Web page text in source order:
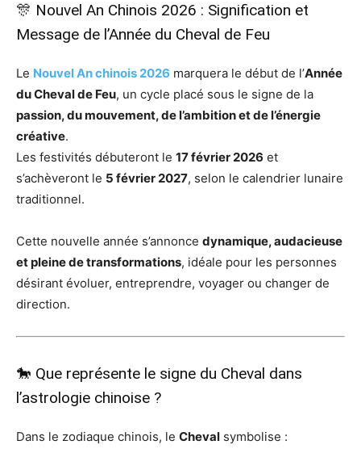
🎊 Nouvel An Chinois 2026 : Signification et
Message de l’Année du Cheval de Feu
Le Nouvel An chinois 2026 marquera le début de l’Année
du Cheval de Feu, un cycle placé sous le signe de la
passion, du mouvement, de l’ambition et de l’énergie
créative.
Les festivités débuteront le 17 février 2026 et
s’achèveront le 5 février 2027, selon le calendrier lunaire
traditionnel.
Cette nouvelle année s’annonce dynamique, audacieuse
et pleine de transformations, idéale pour les personnes
désirant évoluer, entreprendre, voyager ou changer de
direction.
🐎 Que représente le signe du Cheval dans
l’astrologie chinoise ?
Dans le zodiaque chinois, le Cheval symbolise :